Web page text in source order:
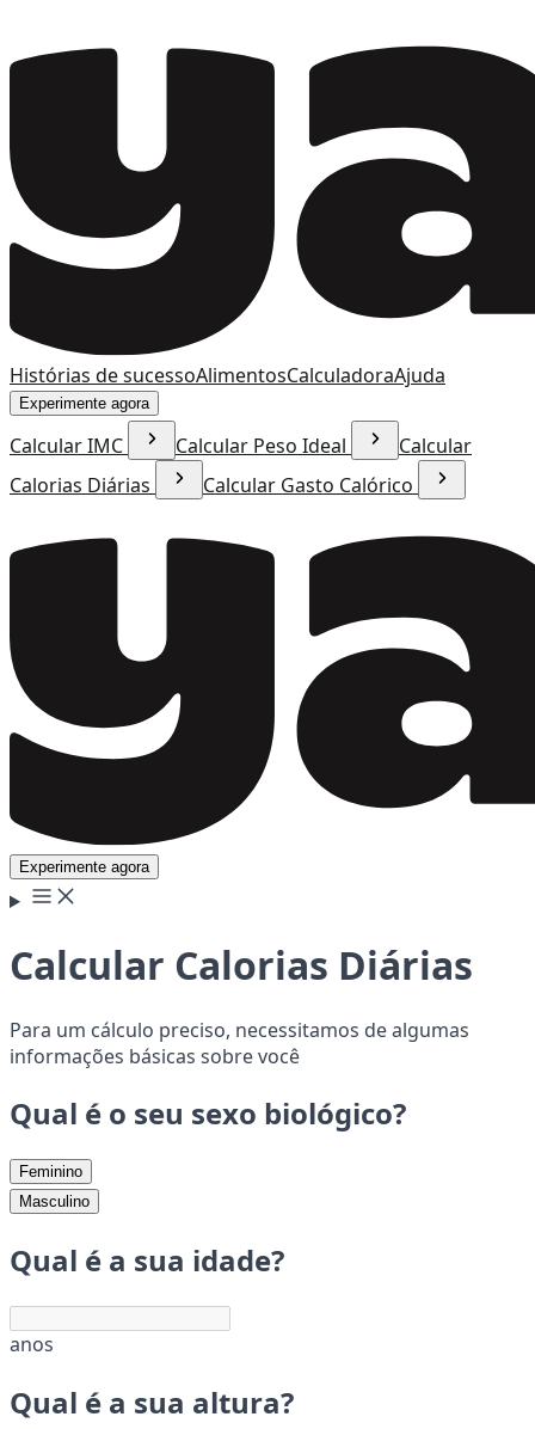
Histórias de sucessoAlimentosCalculadoraAjuda
Experimente agora
Calcular IMC Calcular Peso Ideal
Calcular
Calorias Diárias
Calcular Gasto Calórico
Experimente agora
Calcular Calorias Diárias
Para um cálculo preciso, necessitamos de algumas
informações básicas sobre você
Qual é o seu sexo biológico?
Feminino
Masculino
Qual é a sua idade?
anos
Qual é a sua altura?